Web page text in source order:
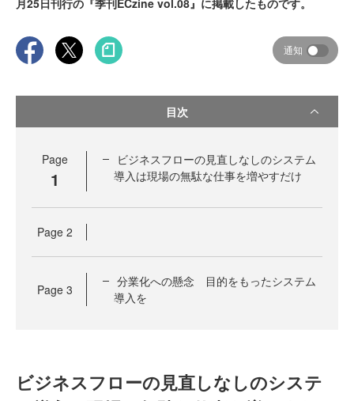
月25日刊行の『季刊ECzine vol.08』に掲載したものです。
通知
目次
Page
1
ビジネスフローの見直しなしのシステム
導入は現場の無駄な仕事を増やすだけ
Page 2
Page 3
分業化への懸念 目的をもったシステム
導入を
ビジネスフローの見直しなしのシステ